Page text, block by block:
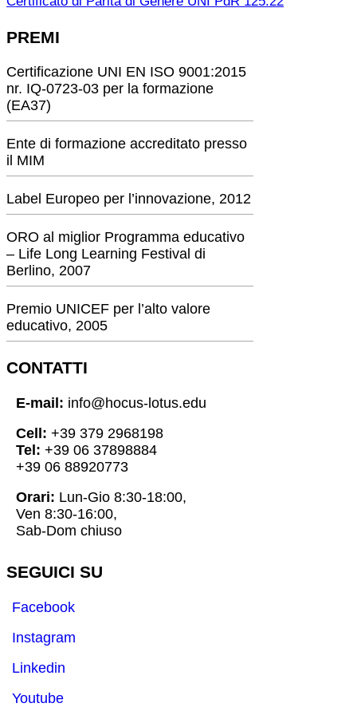
PREMI
Certificazione UNI EN ISO 9001:2015
nr. IQ-0723-03 per la formazione
(EA37)
Ente di formazione accreditato presso
il MIM
Label Europeo per l’innovazione, 2012
ORO al miglior Programma educativo
– Life Long Learning Festival di
Berlino, 2007
Premio UNICEF per l’alto valore
educativo, 2005
CONTATTI
E-mail: info@hocus-lotus.edu
Cell: +39 379 2968198
Tel: +39 06 37898884
+39 06 88920773
Orari: Lun-Gio 8:30-18:00,
Ven 8:30-16:00,
Sab-Dom chiuso
SEGUICI SU
Facebook
Instagram
Linkedin
Youtube